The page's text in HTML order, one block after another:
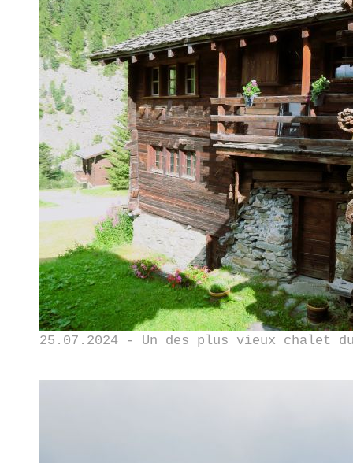
25.07.2024 - Un des plus vieux chalet